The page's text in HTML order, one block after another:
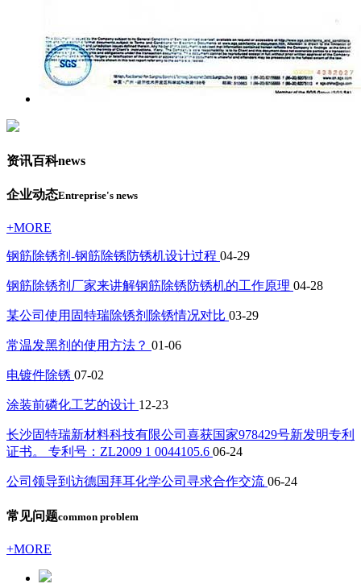
资讯百科news
企业动态Entreprise's news
+MORE
钢筋除锈剂-钢筋除锈防锈机设计过程 04-29
钢筋除锈剂厂家来讲解钢筋除锈防锈机的工作原理 04-28
某公司使用固特瑞除锈剂除锈情况对比 03-29
常温发黑剂的使用方法？ 01-06
电镀件除锈 07-02
涂装前磷化工艺的设计 12-23
长沙固特瑞新材料科技有限公司喜获国家978429号新发明专利
证书。 专利号：ZL2009 1 0044105.6 06-24
公司领导到访德国拜耳化学公司寻求合作交流 06-24
常见问题common problem
+MORE